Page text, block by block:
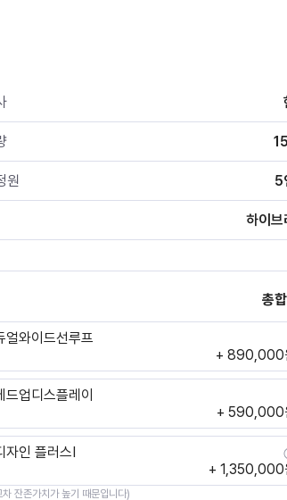
원 5
하이브
총합
얼와이드선루프
+ 890,000
드업디스플레이
+ 590,000
자인 플러스Ⅰ
+ 1,350,000
잔존가치가 높기 때문입니다)